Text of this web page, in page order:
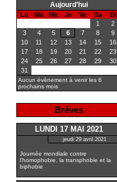
Aujourd’hui
Lu Ma Me Je Ve Sa
Di
1
2
3
4 5 6 7 8
9
10
11 12 13 14 15
16
17
18 19 20 21 22
23
24
25 26 27 28 29
30
31
Aucun évènement à venir les 6
prochains mois
Brèves
LUNDI 17 MAI 2021
jeudi 29 avril 2021
Journée mondiale contre
l’homophobie, la transphobie et la
biphobie